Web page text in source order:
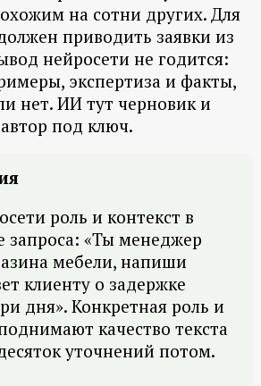
на сотни других. Для
приводить заявки из
нейросети не годится:
экспертиза и факты,
нет. ИИ тут черновик и
под ключ.
роль и контекст в
запроса: «Ты менеджер
мебели, напиши
клиенту о задержке
дня». Конкретная роль и
качество текста
уточнений потом.